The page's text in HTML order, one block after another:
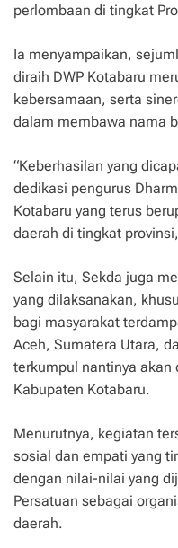
perlombaan di tingkat
Ia menyampaikan,
diraih DWP Kotabaru
kebersamaan, serta
dalam membawa nama
“Keberhasilan yang
dedikasi pengurus
Kotabaru yang terus
daerah di tingkat
Selain itu, Sekda juga
yang dilaksanakan,
bagi masyarakat
Aceh, Sumatera Utara,
terkumpul nantinya akan
Kabupaten Kotabaru.
Menurutnya, kegiatan
sosial dan empati yang
dengan nilai-nilai yang
Persatuan sebagai
daerah.